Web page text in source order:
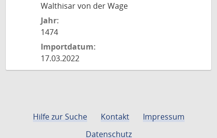
Walthisar von der Wage
Jahr:
1474
Importdatum:
17.03.2022
Hilfe zur Suche Kontakt
Impressum
Datenschutz